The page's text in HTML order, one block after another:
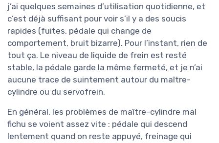
j’ai quelques semaines d’utilisation quotidienne, et
c’est déjà suffisant pour voir s’il y a des soucis
rapides (fuites, pédale qui change de
comportement, bruit bizarre). Pour l’instant, rien de
tout ça. Le niveau de liquide de frein est resté
stable, la pédale garde la même fermeté, et je n’ai
aucune trace de suintement autour du maître-
cylindre ou du servofrein.
En général, les problèmes de maître-cylindre mal
fichu se voient assez vite : pédale qui descend
lentement quand on reste appuyé, freinage qui